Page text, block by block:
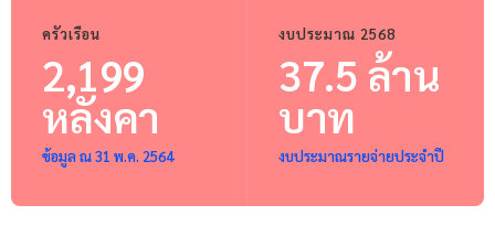
ครัวเรือน
2,199
หลังคา
ข้อมูล ณ 31 พ.ค. 2564
งบประมาณ 2568
37.5 ล้าน
บาท
งบประมาณรายจ่ายประจำปี